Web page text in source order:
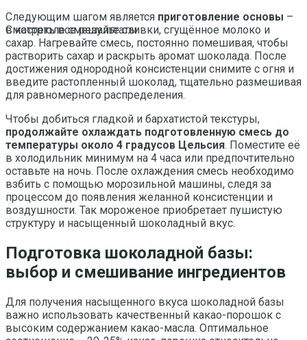
Смотреть все результаты
Следующим шагом является приготовление основы –
в кастрюле смешайте сливки, сгущённое молоко и
сахар. Нагревайте смесь, постоянно помешивая, чтобы
растворить сахар и раскрыть аромат шоколада. После
достижения однородной консистенции снимите с огня и
введите растопленный шоколад, тщательно размешивая
для равномерного распределения.
Чтобы добиться гладкой и бархатистой текстуры,
продолжайте охлаждать подготовленную смесь до
температуры около 4 градусов Цельсия. Поместите её
в холодильник минимум на 4 часа или предпочтительно
оставьте на ночь. После охлаждения смесь необходимо
взбить с помощью морозильной машины, следя за
процессом до появления желанной консистенции и
воздушности. Так мороженое приобретает пушистую
структуру и насыщенный шоколадный вкус.
Подготовка шоколадной базы:
выбор и смешивание ингредиентов
Для получения насыщенного вкуса шоколадной базы
важно использовать качественный какао-порошок с
высоким содержанием какао-масла. Оптимальное